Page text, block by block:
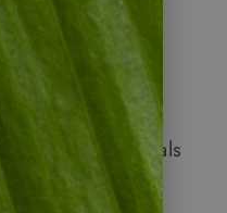
Das 8.
des Panamakanals
gilt als